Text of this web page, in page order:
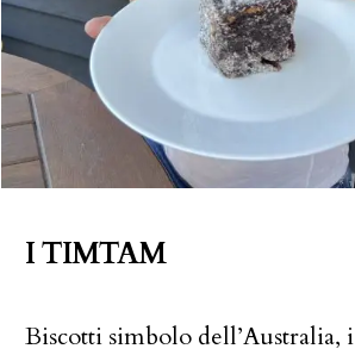
I TIMTAM
Biscotti simbolo dell’Australia, i